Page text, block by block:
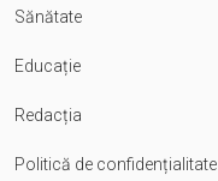
Sănătate
Educație
Redacția
Politică de confidențialitate